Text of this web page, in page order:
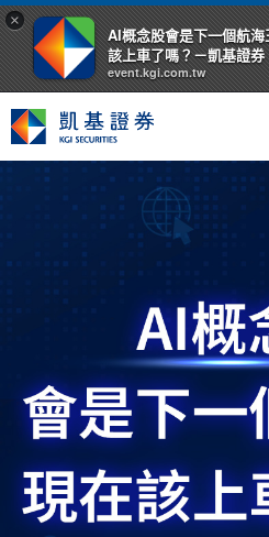
×
AI概念股會是下一個航海
該上車了嗎？－凱基證券
event.kgi.com.tw